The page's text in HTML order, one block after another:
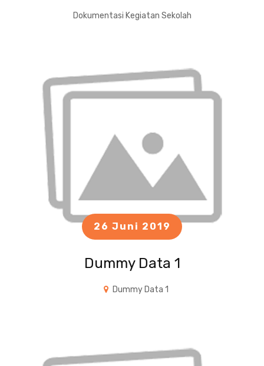
Dokumentasi Kegiatan Sekolah
26 Juni 2019
Dummy Data 1
Dummy Data 1